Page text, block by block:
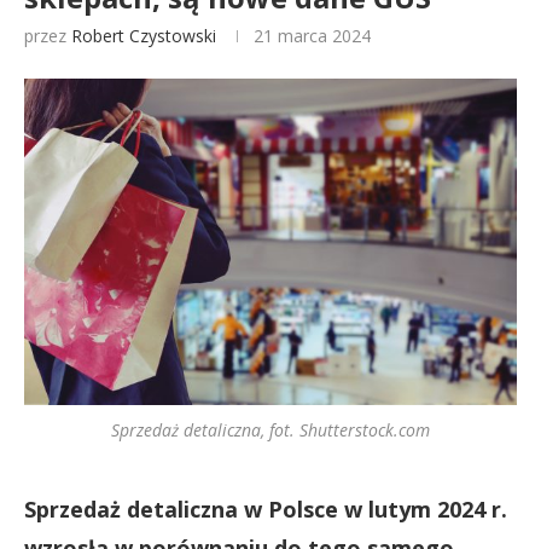
przez Robert Czystowski 21 marca 2024
Sprzedaż detaliczna, fot. Shutterstock.com
Sprzedaż detaliczna w Polsce w lutym 2024 r.